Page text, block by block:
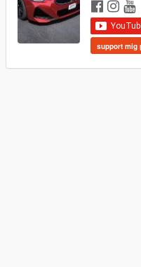
support mig